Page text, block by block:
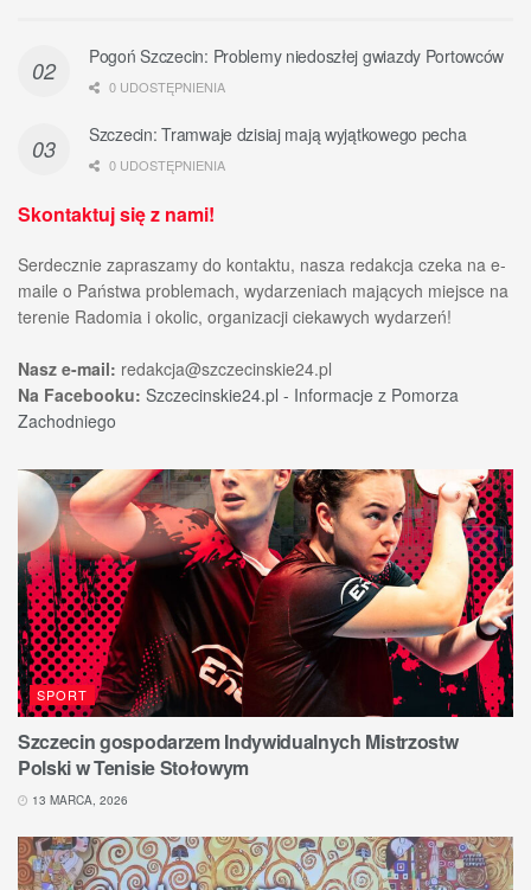
Pogoń Szczecin: Problemy niedoszłej gwiazdy Portowców
0 UDOSTĘPNIENIA
Szczecin: Tramwaje dzisiaj mają wyjątkowego pecha
0 UDOSTĘPNIENIA
Skontaktuj się z nami!
Serdecznie zapraszamy do kontaktu, nasza redakcja czeka na e-
maile o Państwa problemach, wydarzeniach mających miejsce na
terenie Radomia i okolic, organizacji ciekawych wydarzeń!
Nasz e-mail: redakcja@szczecinskie24.pl
Na Facebooku: Szczecinskie24.pl - Informacje z Pomorza
Zachodniego
SPORT
Szczecin gospodarzem Indywidualnych Mistrzostw
Polski w Tenisie Stołowym
13 MARCA, 2026